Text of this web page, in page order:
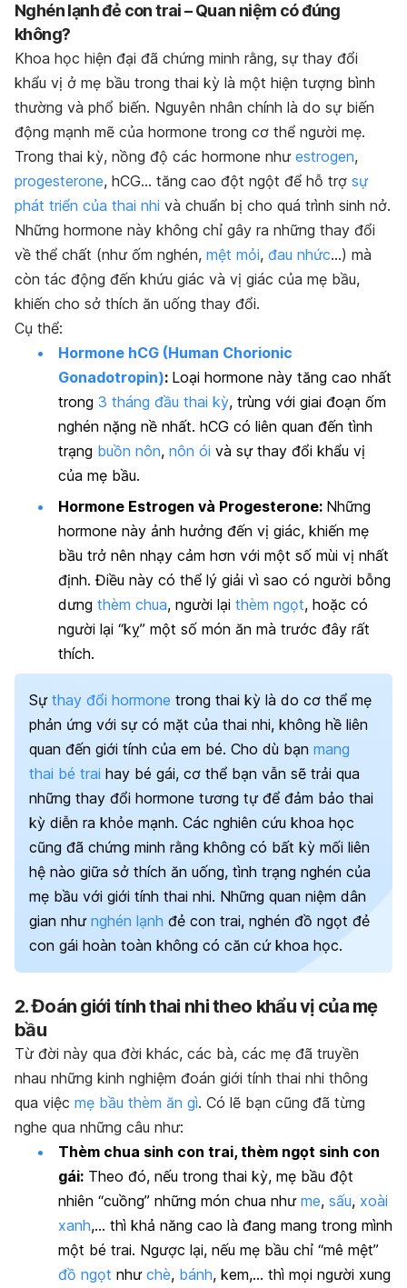
Nghén lạnh đẻ con trai – Quan niệm có đúng
không?
Khoa học hiện đại đã chứng minh rằng, sự thay đổi
khẩu vị ở mẹ bầu trong thai kỳ là một hiện tượng bình
thường và phổ biến. Nguyên nhân chính là do sự biến
động mạnh mẽ của hormone trong cơ thể người mẹ.
Trong thai kỳ, nồng độ các hormone như estrogen,
progesterone, hCG… tăng cao đột ngột để hỗ trợ sự
phát triển của thai nhi và chuẩn bị cho quá trình sinh nở.
Những hormone này không chỉ gây ra những thay đổi
về thể chất (như ốm nghén, mệt mỏi, đau nhức…) mà
còn tác động đến khứu giác và vị giác của mẹ bầu,
khiến cho sở thích ăn uống thay đổi.
Cụ thể:
Hormone hCG (Human Chorionic
Gonadotropin): Loại hormone này tăng cao nhất
trong 3 tháng đầu thai kỳ, trùng với giai đoạn ốm
nghén nặng nề nhất. hCG có liên quan đến tình
trạng buồn nôn, nôn ói và sự thay đổi khẩu vị
của mẹ bầu.
Hormone Estrogen và Progesterone: Những
hormone này ảnh hưởng đến vị giác, khiến mẹ
bầu trở nên nhạy cảm hơn với một số mùi vị nhất
định. Điều này có thể lý giải vì sao có người bỗng
dưng thèm chua, người lại thèm ngọt, hoặc có
người lại “kỵ” một số món ăn mà trước đây rất
thích.
Sự thay đổi hormone trong thai kỳ là do cơ thể mẹ
phản ứng với sự có mặt của thai nhi, không hề liên
quan đến giới tính của em bé. Cho dù bạn mang
thai bé trai hay bé gái, cơ thể bạn vẫn sẽ trải qua
những thay đổi hormone tương tự để đảm bảo thai
kỳ diễn ra khỏe mạnh. Các nghiên cứu khoa học
cũng đã chứng minh rằng không có bất kỳ mối liên
hệ nào giữa sở thích ăn uống, tình trạng nghén của
mẹ bầu với giới tính thai nhi. Những quan niệm dân
gian như nghén lạnh đẻ con trai, nghén đồ ngọt đẻ
con gái hoàn toàn không có căn cứ khoa học.
2. Đoán giới tính thai nhi theo khẩu vị của mẹ
bầu
Từ đời này qua đời khác, các bà, các mẹ đã truyền
nhau những kinh nghiệm đoán giới tính thai nhi thông
qua việc mẹ bầu thèm ăn gì. Có lẽ bạn cũng đã từng
nghe qua những câu như:
Thèm chua sinh con trai, thèm ngọt sinh con
gái: Theo đó, nếu trong thai kỳ, mẹ bầu đột
nhiên “cuồng” những món chua như me, sấu, xoài
xanh,… thì khả năng cao là đang mang trong mình
một bé trai. Ngược lại, nếu mẹ bầu chỉ “mê mệt”
đồ ngọt như chè, bánh, kem,… thì mọi người xung